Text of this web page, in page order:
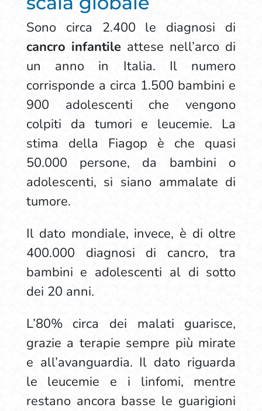
Sono circa 2.400 le diagnosi di
cancro infantile attese nell’arco di
un anno in Italia. Il numero
corrisponde a circa 1.500 bambini e
900 adolescenti che vengono
colpiti da tumori e leucemie. La
stima della Fiagop è che quasi
50.000 persone, da bambini o
adolescenti, si siano ammalate di
tumore.
Il dato mondiale, invece, è di oltre
400.000 diagnosi di cancro, tra
bambini e adolescenti al di sotto
dei 20 anni.
L’80% circa dei malati guarisce,
grazie a terapie sempre più mirate
e all’avanguardia. Il dato riguarda
le leucemie e i linfomi, mentre
restano ancora basse le guarigioni